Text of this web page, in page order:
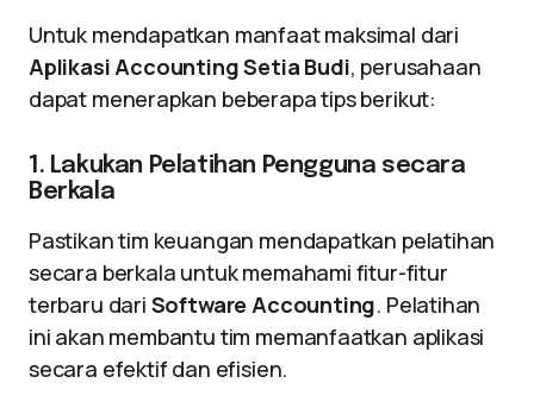
Untuk mendapatkan manfaat maksimal dari
Aplikasi Accounting Setia Budi, perusahaan
dapat menerapkan beberapa tips berikut:
1. Lakukan Pelatihan Pengguna secara
Berkala
Pastikan tim keuangan mendapatkan pelatihan
secara berkala untuk memahami fitur-fitur
terbaru dari Software Accounting. Pelatihan
ini akan membantu tim memanfaatkan aplikasi
secara efektif dan efisien.